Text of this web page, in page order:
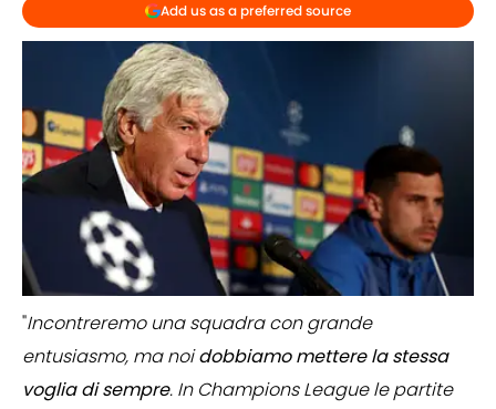
Add us as a preferred source
"Incontreremo una squadra con grande
entusiasmo, ma noidobbiamo mettere la stessa
voglia di sempre. In Champions League le partite